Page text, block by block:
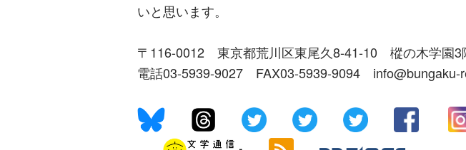
いと思います。
〒116-0012 東京都荒川区東尾久8-41-10 樅の木学園3
電話03-5939-9027 FAX03-5939-9094 info@bungaku-